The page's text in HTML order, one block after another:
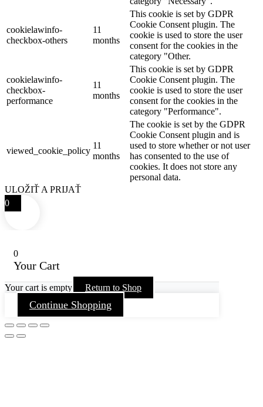
cookielawinfo-
checkbox-others
11
months
This cookie is set by GDPR
Cookie Consent plugin. The
cookie is used to store the user
consent for the cookies in the
category "Other.
cookielawinfo-
checkbox-
performance
11
months
This cookie is set by GDPR
Cookie Consent plugin. The
cookie is used to store the user
consent for the cookies in the
category "Performance".
viewed_cookie_policy
11
months
The cookie is set by the GDPR
Cookie Consent plugin and is
used to store whether or not user
has consented to the use of
cookies. It does not store any
personal data.
ULOŽIŤ A PRIJAŤ
0
0
Your Cart
Your cart is empty Return to Shop
Continue Shopping